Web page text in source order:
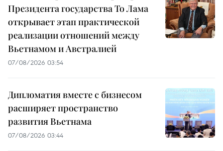
Президента государства То Лама
открывает этап практической
реализации отношений между
Вьетнамом и Австралией
07/08/2026 03:54
Дипломатия вместе с бизнесом
расширяет пространство
развития Вьетнама
07/08/2026 03:44